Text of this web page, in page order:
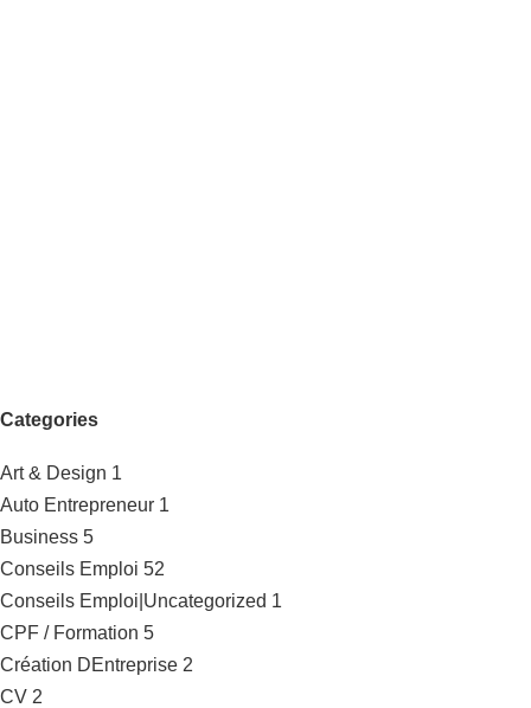
Categories
Art & Design 1
Auto Entrepreneur 1
Business 5
Conseils Emploi 52
Conseils Emploi|Uncategorized 1
CPF / Formation 5
Création DEntreprise 2
CV 2